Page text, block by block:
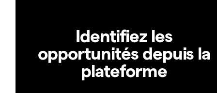
Identifiez les
opportunités depuis la
plateforme